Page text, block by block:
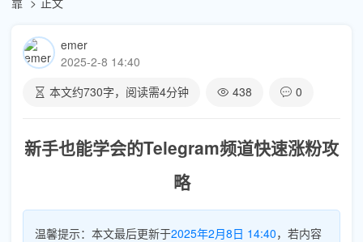
emer
2025-2-8 14:40
本文约730字，阅读需4分钟 438 0
新手也能学会的Telegram频道快速涨粉攻
略
温馨提示：本文最后更新于2025年2月8日 14:40，若内容